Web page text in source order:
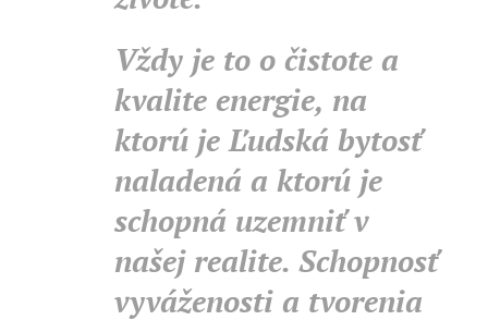
Vždy je to o čistote a
kvalite energie, na
ktorú je Ľudská bytosť
naladená a ktorú je
schopná uzemniť v
našej realite. Schopnosť
vyváženosti a tvorenia